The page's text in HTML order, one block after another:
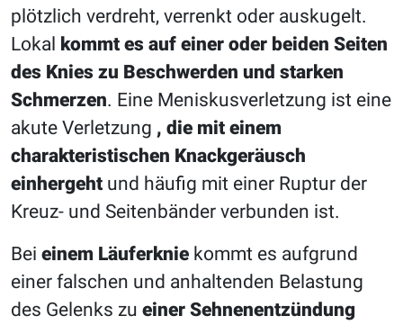
plötzlich verdreht, verrenkt oder auskugelt.
Lokal kommt es auf einer oder beiden Seiten
des Knies zu Beschwerden und starken
Schmerzen. Eine Meniskusverletzung ist eine
akute Verletzung , die mit einem
charakteristischen Knackgeräusch
einhergeht und häufig mit einer Ruptur der
Kreuz- und Seitenbänder verbunden ist.
Bei einem Läuferknie kommt es aufgrund
einer falschen und anhaltenden Belastung
des Gelenks zu einer Sehnenentzündung